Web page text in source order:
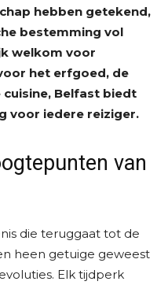
hebben getekend,
bestemming vol
welkom voor
het erfgoed, de
Belfast biedt
voor iedere reiziger.
van
die teruggaat tot de
heen getuige geweest
Elk tijdperk